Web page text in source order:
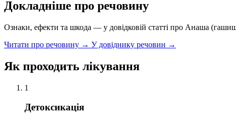
Докладніше про речовину
Ознаки, ефекти та шкода — у довідковій статті про Анаша
Читати про речовину → У довіднику речовин →
Як проходить лікування
1
Детоксикація